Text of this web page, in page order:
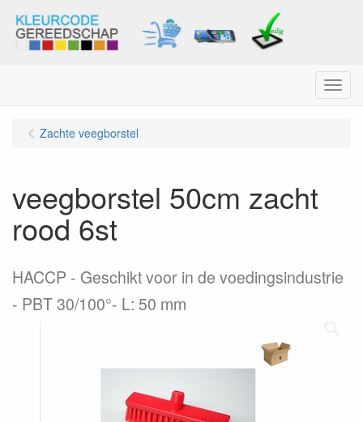
Menu
Zachte veegborstel
veegborstel 50cm zacht
rood 6st
HACCP - Geschikt voor in de voedingsindustrie
- PBT 30/100°- L: 50 mm